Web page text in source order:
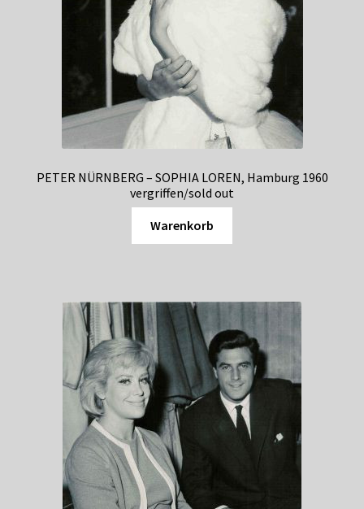
PETER NÜRNBERG – SOPHIA LOREN, Hamburg 1960
vergriffen/sold out
Warenkorb